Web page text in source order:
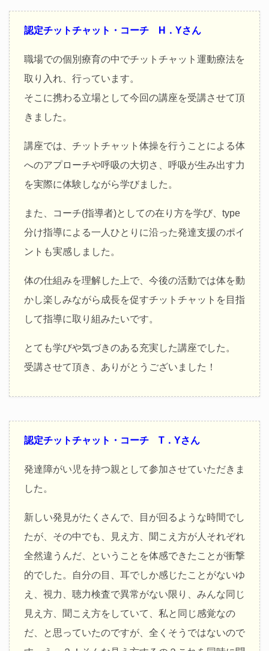
認定チットチャット・コーチ H．Yさん
職場での個別療育の中でチットチャット運動療法を
取り入れ、行っています。
そこに携わる立場として今回の講座を受講させて頂
きました。
講座では、チットチャット体操を行うことによる体
へのアプローチや呼吸の大切さ、呼吸が生み出す力
を実際に体験しながら学びました。
また、コーチ(指導者)としての在り方を学び、type
分け指導による一人ひとりに沿った発達支援のポイ
ントも実感しました。
体の仕組みを理解した上で、今後の活動では体を動
かし楽しみながら成長を促すチットチャットを目指
して指導に取り組みたいです。
とても学びや気づきのある充実した講座でした。
受講させて頂き、ありがとうございました！
認定チットチャット・コーチ T．Yさん
発達障がい児を持つ親として参加させていただきま
した。
新しい発見がたくさんで、目が回るような時間でし
たが、その中でも、見え方、聞こえ方が人それぞれ
全然違うんだ、ということを体感できたことが衝撃
的でした。自分の目、耳でしか感じたことがないゆ
え、視力、聴力検査で異常がない限り、みんな同じ
見え方、聞こえ方をしていて、私と同じ感覚なの
だ、と思っていたのですが、全くそうではないので